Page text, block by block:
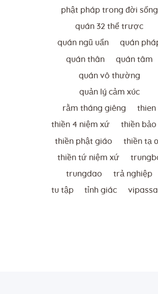
phật pháp trong đời sống
quán 32 thể trược
quán ngũ uẩn quán
quán thân quán tâm
quán vô thường
quản lý cảm xúc
rằm tháng giêng thien
thiền 4 niệm xứ thiền bảo
thiền phật giáo thiền tạ
thiền tứ niệm xứ
trungdao trả nghiệp
tu tập tỉnh giác